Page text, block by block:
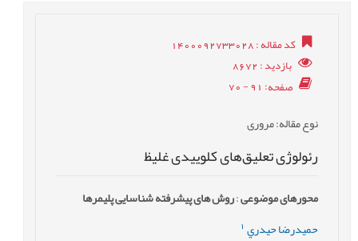
کد مقاله: 1400092733028
بازدید: 8672
صفحه: 91 - 70
نوع مقاله: مروری
رئولوژی تعلیق‌های کلوییدی غلیظ
محورهای موضوعی:روش های پیشرفته شناسایی پلیمرها
حميدرضا حيدري